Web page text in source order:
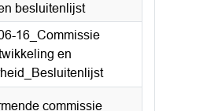
besluitenlijst
16_Commissie
en
commissie